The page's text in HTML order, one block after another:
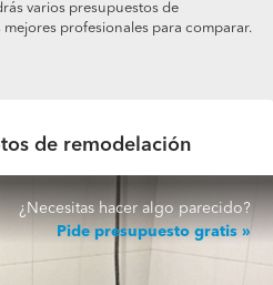
varios presupuestos de
profesionales para comparar.
de remodelación
¿Necesitas hacer algo parecido?
Pide presupuesto gratis